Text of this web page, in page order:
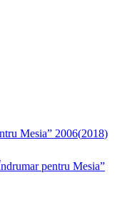
Mesia” 2006(2018)
pentru Mesia”